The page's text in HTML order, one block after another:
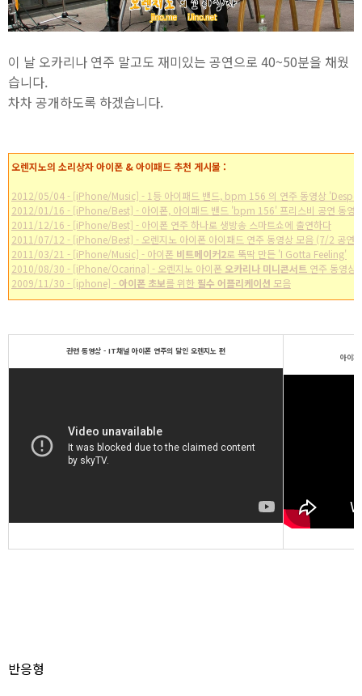
이 날 오카리나 연주 말고도 재미있는 공연으로 40~50분을 채웠
습니다.
차차 공개하도록 하겠습니다.
오렌지노의 소리상자 아이폰 & 아이패드 추천 게시물 :
2012/05/04 - [iPhone/Music] - 1등 아이패드 밴드, bpm 156 의 연주 동영상
2012/01/16 - [iPhone/Best] - 아이폰, 아이패드 밴드 'bpm 156' 프리스비 공연 동영
2011/12/16 - [iPhone/Best] - 아이폰 연주 하나로 생방송 스마트쇼에 출연하다
2011/07/12 - [iPhone/Best] - 오렌지노 아이폰 아이패드 연주 동영상 모음 (7/2 공연)
2011/03/21 - [iPhone/Music] - 아이폰 비트메이커2로 뚝딱 만든 'I Gotta Feeling'
2010/08/30 - [iPhone/Ocarina] - 오렌지노 아이폰 오카리나 미니콘서트 연주 동영상
2009/11/30 - [iphone] -아이폰 초보를 위한 필수 어플리케이션 모음
관련 동영상 - IT채널 아이폰 연주의 달인 오렌지노 편
아이
반응형